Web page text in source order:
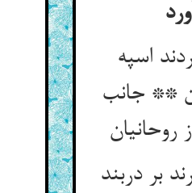
اسپه
** جانب
روحانیان
بر دربند